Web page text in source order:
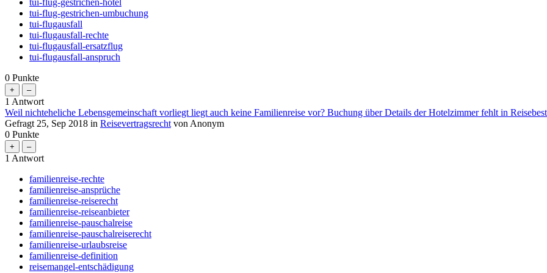
tui-flug-gestrichen-umbuchung
tui-flugausfall
tui-flugausfall-rechte
tui-flugausfall-ersatzflug
tui-flugausfall-anspruch
0 Punkte
1 Antwort
Weil nichteheliche Lebensgemeinschaft vorliegt liegt auch keine Familienreise vor? Buchung über Details der Hotelzimmer fehlt in
Gefragt 25, Sep 2018 in Reisevertragsrecht von Anonym
0 Punkte
1 Antwort
familienreise-rechte
familienreise-ansprüche
familienreise-reiserecht
familienreise-reiseanbieter
familienreise-pauschalreise
familienreise-pauschalreiserecht
familienreise-urlaubsreise
familienreise-definition
reisemangel-entschädigung